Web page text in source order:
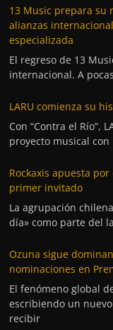
13 Music prepara su
alianzas
especializada
El regreso de 13
internacional. A
LARU comienza su
Con “Contra el Río”,
proyecto musical
Rockaxis apuesta
primer invitado
La agrupación
día» como parte del
Ozuna sigue
nominaciones en
El fenómeno global
escribiendo un
recibir